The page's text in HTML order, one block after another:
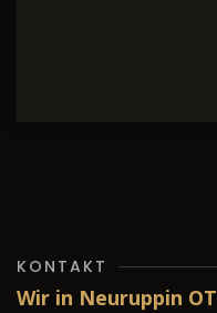
KONTAKT
Wir in Neuruppin